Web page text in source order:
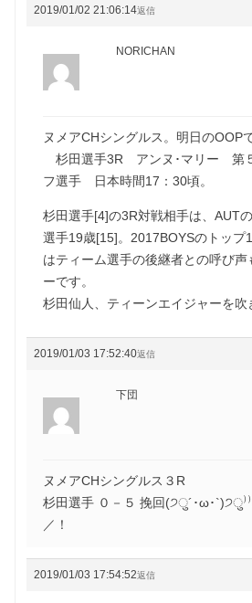
2019/01/02 21:06:14返信
NORICHAN
ヌメアCHシングルス。明日のOOP
杉田選手3R アンヌ･マリー 第
フ選手 日本時間17：30頃。
杉田選手[4]の3R対戦相手は、AUT
選手19歳[15]。2017BOYSのトップ
はティーム選手の後継者との呼び
ーです。
杉田仙人、ティーンエイジャーを吹
2019/01/03 17:52:40返信
下団
ヌメアCHシングルス３R
杉田選手 ０－５ 挽回(੭ु´･ω･
／！
2019/01/03 17:54:52返信